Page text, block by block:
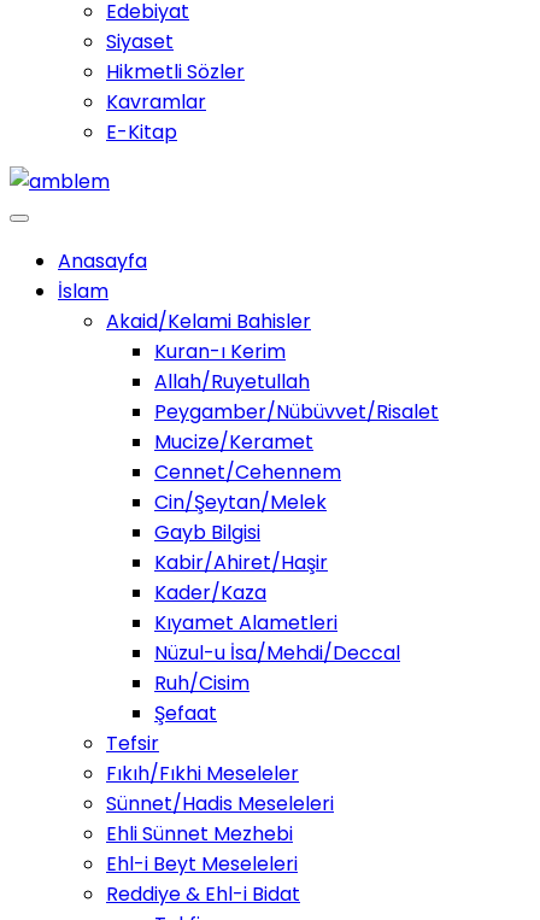
Edebiyat
Siyaset
Hikmetli Sözler
Kavramlar
E-Kitap
Anasayfa
İslam
Akaid/Kelami Bahisler
Kuran-ı Kerim
Allah/Ruyetullah
Peygamber/Nübüvvet/Risalet
Mucize/Keramet
Cennet/Cehennem
Cin/Şeytan/Melek
Gayb Bilgisi
Kabir/Ahiret/Haşir
Kader/Kaza
Kıyamet Alametleri
Nüzul-u İsa/Mehdi/Deccal
Ruh/Cisim
Şefaat
Tefsir
Fıkıh/Fıkhi Meseleler
Sünnet/Hadis Meseleleri
Ehli Sünnet Mezhebi
Ehl-i Beyt Meseleleri
Reddiye & Ehl-i Bidat